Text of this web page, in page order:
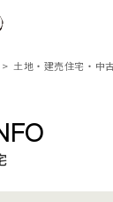
土地・建売住宅・中